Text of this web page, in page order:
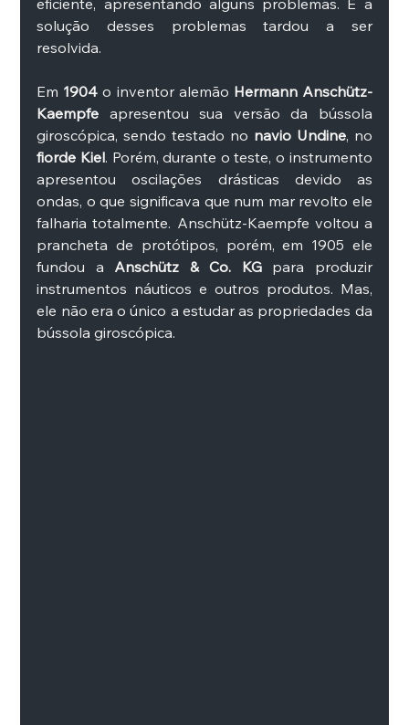
eficiente, apresentando alguns problemas. E a
solução desses problemas tardou a ser
resolvida.
Em 1904 o inventor alemão Hermann Anschütz-
Kaempfe apresentou sua versão da bússola
giroscópica, sendo testado no navio Undine
fiorde Kiel. Porém, durante o teste, o instrumento
apresentou oscilações drásticas devido as
ondas, o que significava que num mar revolto ele
falharia totalmente. Anschütz-Kaempfe voltou a
prancheta de protótipos, porém, em 1905 ele
fundou a Anschütz & Co. KG para produzir
instrumentos náuticos e outros produtos. Mas,
ele não era o único a estudar as propriedades da
bússola giroscópica.